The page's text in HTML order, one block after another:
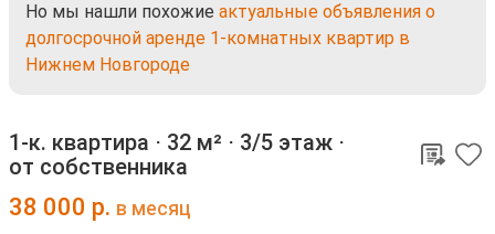
Но мы нашли похожие актуальные объявления о
долгосрочной аренде 1-комнатных квартир в
Нижнем Новгороде
1-к. квартира ⋅ 32 м² ⋅ 3/5 этаж ⋅
от собственника
38 000 р. в месяц